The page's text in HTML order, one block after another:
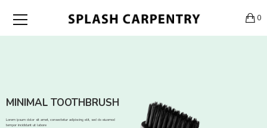
0
MINIMAL TOOTHBRUSH
Lorem ipsum dolor sit amet, consectetur adipiscing elit, sed do eiusmod
tempor incididunt ut labore